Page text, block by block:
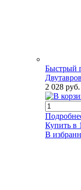
Быстрый
2 028 руб.
Купить в
В